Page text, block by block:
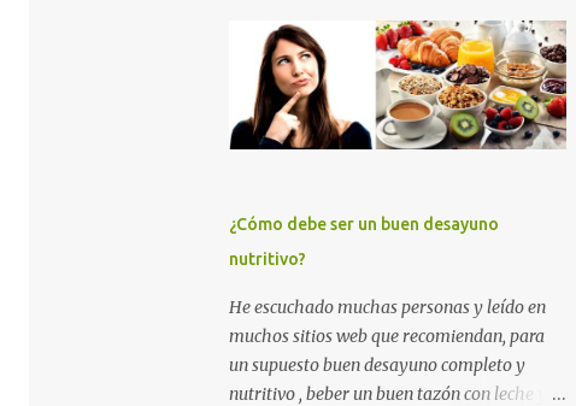
mujeres principiantes, con nivel intermedio
y avanzado , para que puedas levantar y
agrandar la cola , tonificar las piernas,
quemar grasa y tener un abdomen plano. Si
quieres eliminar grasa, tonificar tus
muscular a tus nalgas y a tus piernas
principalmente, entrena duro con los
ejercicios que te muestro más abajo. Y si
quieres además perder grasa corporal para
adelgazar, tonificar tu abdomen y lucir un
cuerpo sin celulitis, te recomiendo apliques
esta rutina de entrenamiento para mujeres
¿Cómo debe ser un buen desayuno
nutritivo?
He escuchado muchas personas y leído en
muchos sitios web que recomiendan, para
un supuesto buen desayuno completo y
nutritivo , beber un buen tazón con leche y